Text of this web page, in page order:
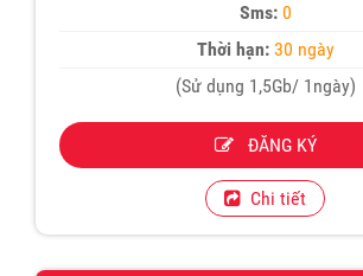
Sms: 0
Thời hạn:30 ngày
(Sử dụng 1,5Gb/ 1ngày)
ĐĂNG KÝ
Chi tiết